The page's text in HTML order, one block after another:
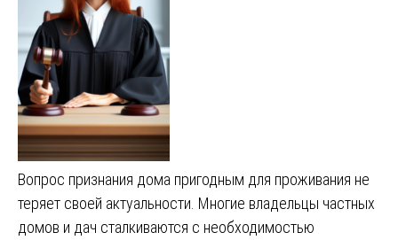
Вопрос признания дома пригодным для проживания не
теряет своей актуальности. Многие владельцы частных
домов и дач сталкиваются с необходимостью